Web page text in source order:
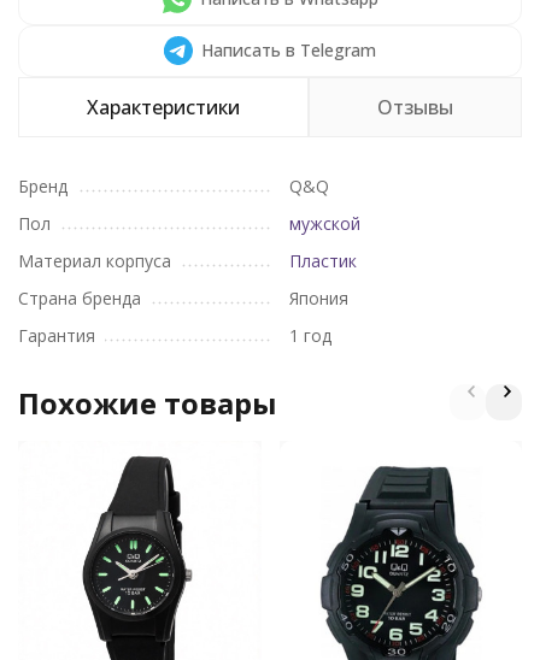
Написать в Telegram
Характеристики Отзывы
Бренд
Q&Q
Пол
мужской
Материал корпуса
Пластик
Страна бренда
Япония
Гарантия
1 год
Похожие товары